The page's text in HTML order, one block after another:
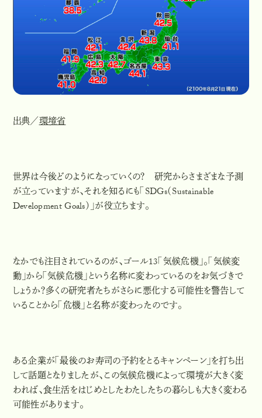
出典／環境省
世界は今後どのようになっていくの？ 研究からさまざまな予測
が立っていますが、それを知るにも「SDGs（Sustainable
Development Goals）」が役立ちます。
なかでも注目されているのが、ゴール13「気候危機」。「気候変
動」から「気候危機」という名称に変わっているのをお気づきで
しょうか？多くの研究者たちがさらに悪化する可能性を警告して
いることから「危機」と名称が変わったのです。
ある企業が「最後のお寿司の予約をとるキャンペーン」を打ち出
して話題となりましたが、この気候危機によって環境が大きく変
われば、食生活をはじめとしたわたしたちの暮らしも大きく変わる
可能性があります。